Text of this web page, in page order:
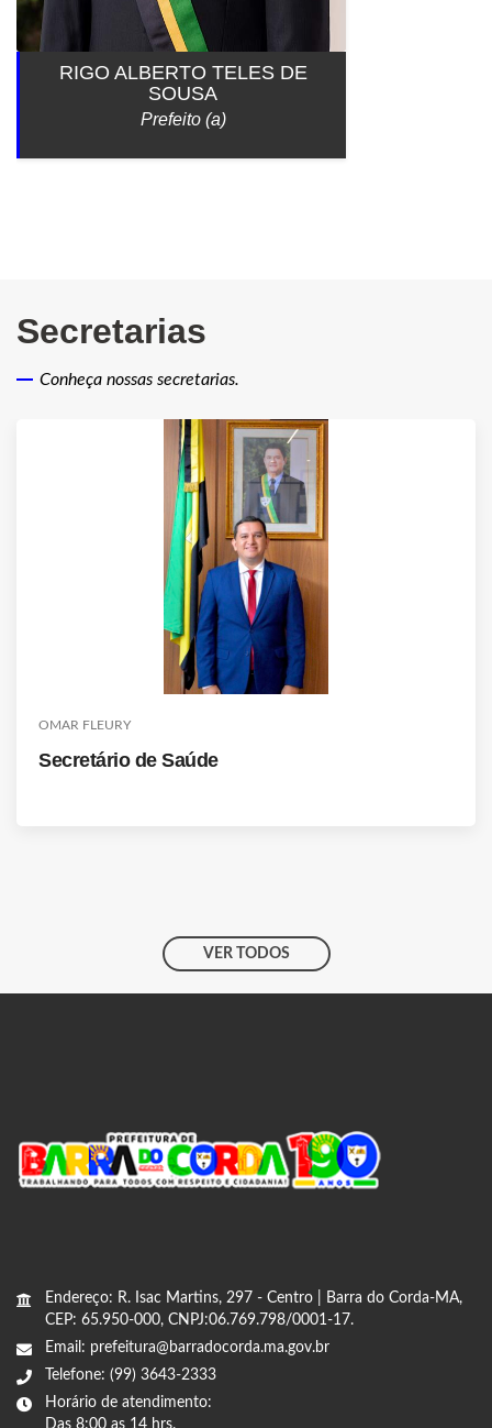
RIGO ALBERTO TELES DE
SOUSA
Prefeito (a)
Secretarias
Conheça nossas secretarias.
OMAR FLEURY
Secretário de Saúde
VER TODOS
Endereço: R. Isac Martins, 297 - Centro | Barra do Corda-MA,
CEP: 65.950-000, CNPJ:06.769.798/0001-17.
Email: prefeitura@barradocorda.ma.gov.br
Telefone: (99) 3643-2333
Horário de atendimento:
Das 8:00 as 14 hrs.